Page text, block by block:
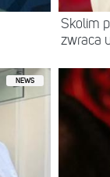
Skolim
zwraca
NEWS